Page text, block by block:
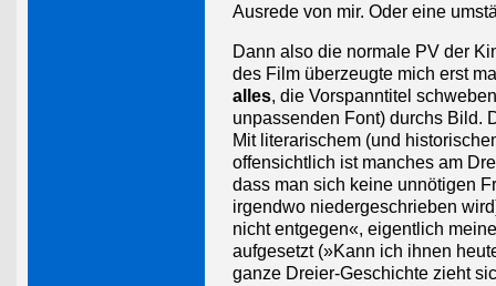
Ausrede von mir. Oder eine
Dann also die normale PV der
des Film überzeugte mich erst
alles, die Vorspanntitel
unpassenden Font) durchs Bild.
Mit literarischem (und
offensichtlich ist manches am
dass man sich keine unnötigen
irgendwo niedergeschrieben
nicht entgegen«, eigentlich
aufgesetzt (»Kann ich ihnen
ganze Dreier-Geschichte zieht